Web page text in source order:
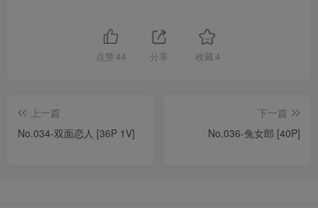
点赞 44 分享 收藏4
上一篇
No.034-双面恋人 [36P 1V]
下一篇
No.036-兔女郎 [40P]